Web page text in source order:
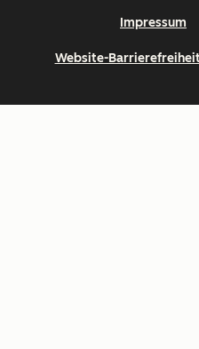
Impressum
Website-Barrierefreiheit